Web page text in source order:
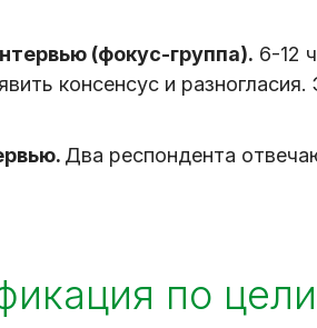
(фокус-группа). 6-12
консенсус и
Два респондента
по